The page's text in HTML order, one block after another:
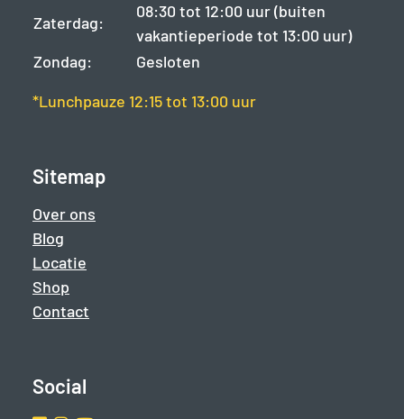
Zaterdag:
08:30 tot 12:00 uur (buiten
vakantieperiode tot 13:00 uur)
Zondag:
Gesloten
*Lunchpauze 12:15 tot 13:00 uur
Sitemap
Over ons
Blog
Locatie
Shop
Contact
Social